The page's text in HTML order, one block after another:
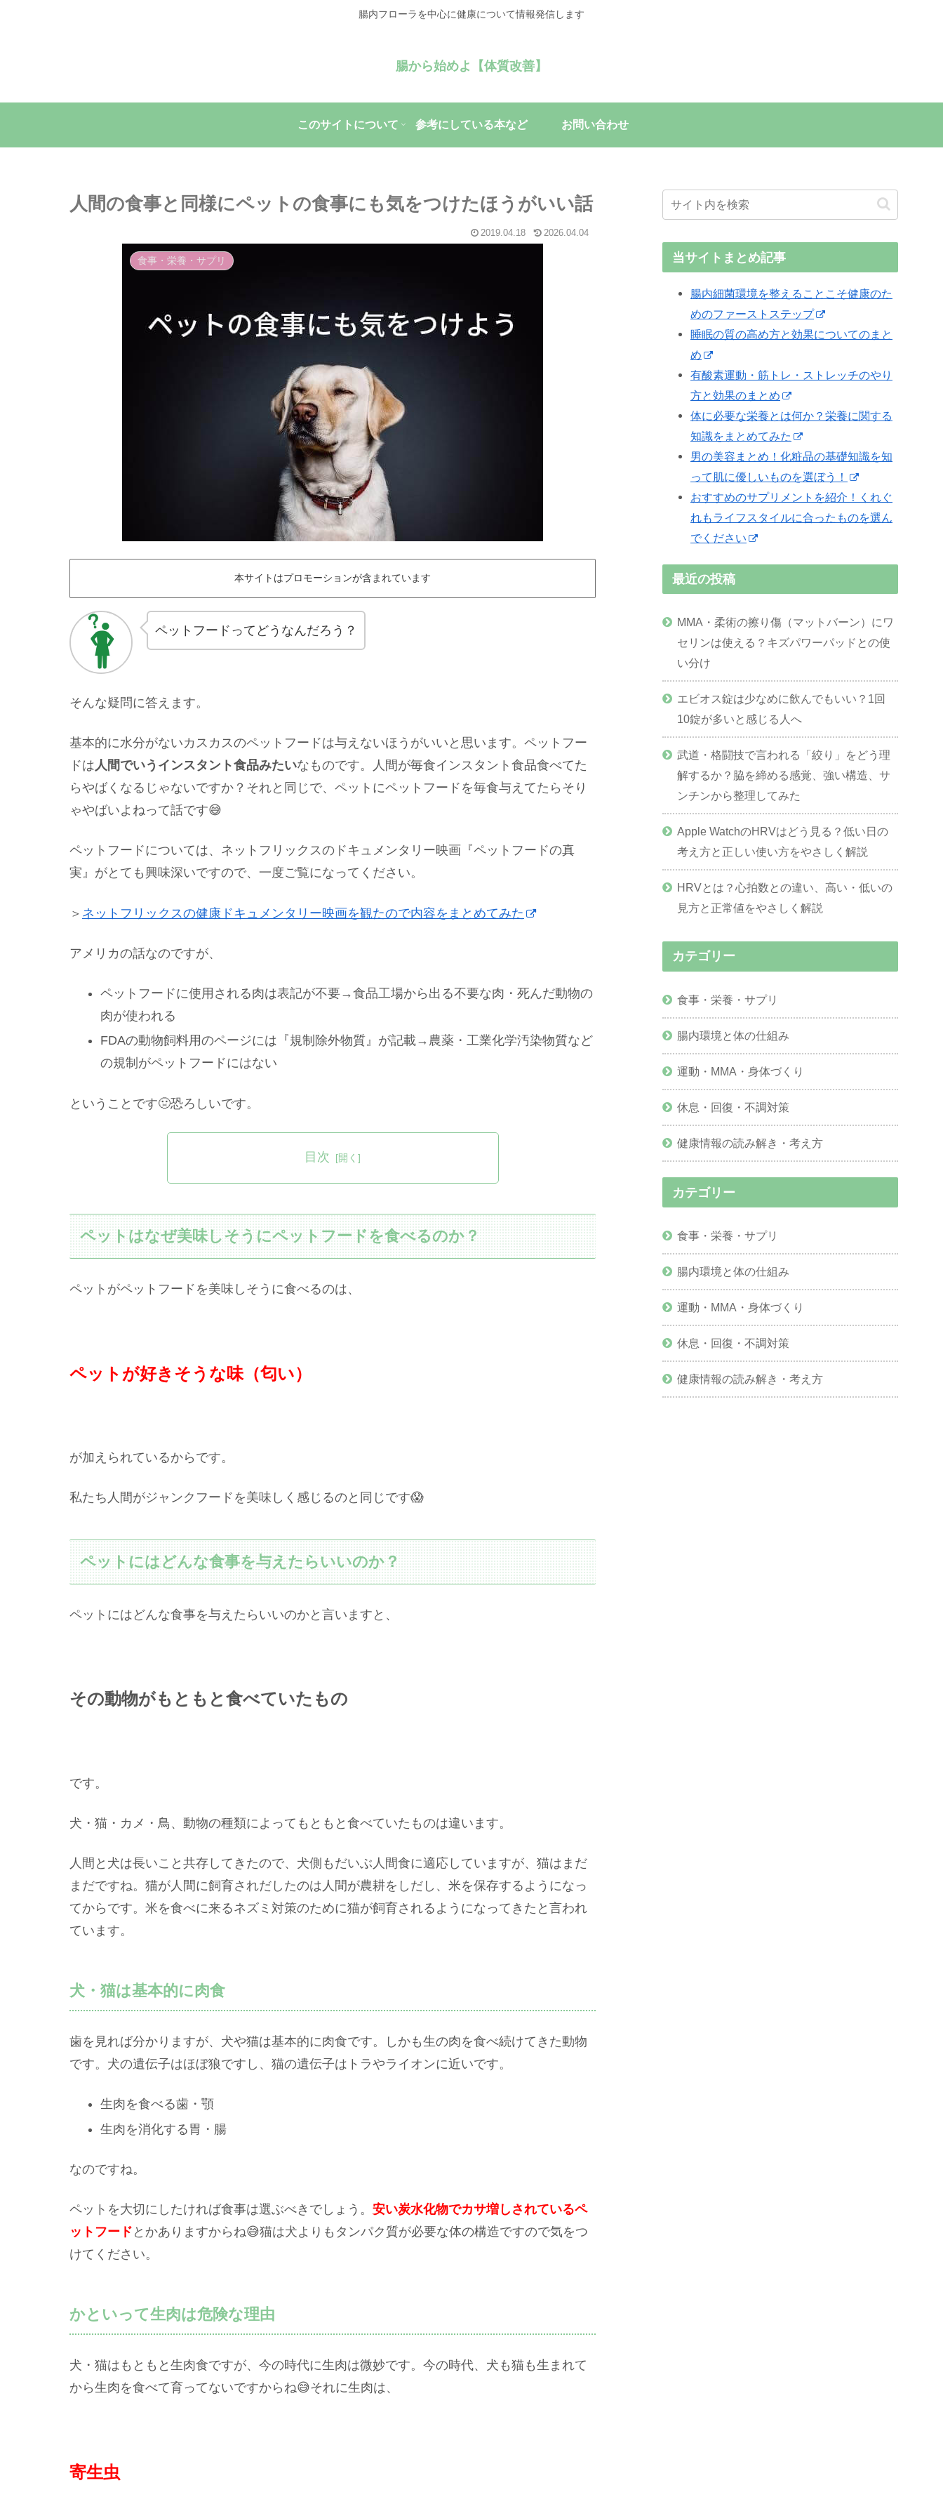
腸内フローラを中心に健康について情報発信します
腸から始めよ【体質改善】
このサイトについて 参考にしている本など お問い合わせ
人間の食事と同様にペットの食事にも気をつけたほうがいい話
2019.04.18 2026.04.04
食事・栄養・サプリ
本サイトはプロモーションが含まれています
ペットフードってどうなんだろう？
そんな疑問に答えます。
基本的に水分がないカスカスのペットフードは与えないほうがいいと思います。ペットフー
ドは人間でいうインスタント食品みたいなものです。人間が毎食インスタント食品食べてた
らやばくなるじゃないですか？それと同じで、ペットにペットフードを毎食与えてたらそり
ゃやばいよねって話です😅
ペットフードについては、ネットフリックスのドキュメンタリー映画『ペットフードの真
実』がとても興味深いですので、一度ご覧になってください。
＞ ネットフリックスの健康ドキュメンタリー映画を観たので内容をまとめてみた
アメリカの話なのですが、
ペットフードに使用される肉は表記が不要→食品工場から出る不要な肉・死んだ動物の
肉が使われる
FDAの動物飼料用のページには『規制除外物質』が記載→農薬・工業化学汚染物質など
の規制がペットフードにはない
ということです🤢恐ろしいです。
目次
ペットはなぜ美味しそうにペットフードを食べるのか？
ペットがペットフードを美味しそうに食べるのは、
ペットが好きそうな味（匂い）
が加えられているからです。
私たち人間がジャンクフードを美味しく感じるのと同じです😱
ペットにはどんな食事を与えたらいいのか？
ペットにはどんな食事を与えたらいいのかと言いますと、
その動物がもともと食べていたもの
です。
犬・猫・カメ・鳥、動物の種類によってもともと食べていたものは違います。
人間と犬は長いこと共存してきたので、犬側もだいぶ人間食に適応していますが、猫はまだ
まだですね。猫が人間に飼育されだしたのは人間が農耕をしだし、米を保存するようになっ
てからです。米を食べに来るネズミ対策のために猫が飼育されるようになってきたと言われ
ています。
犬・猫は基本的に肉食
歯を見れば分かりますが、犬や猫は基本的に肉食です。しかも生の肉を食べ続けてきた動物
です。犬の遺伝子はほぼ狼ですし、猫の遺伝子はトラやライオンに近いです。
生肉を食べる歯・顎
生肉を消化する胃・腸
なのですね。
ペットを大切にしたければ食事は選ぶべきでしょう。 安い炭水化物でカサ増しされているペ
ットフード とかありますからね😅猫は犬よりもタンパク質が必要な体の構造ですので気をつ
けてください。
かといって生肉は危険な理由
犬・猫はもともと生肉食ですが、今の時代に生肉は微妙です。今の時代、犬も猫も生まれて
から生肉を食べて育ってないですからね😅それに生肉は、
寄生虫
当サイトまとめ記事
腸内細菌環境を整えることこそ健康のた
めのファーストステップ
睡眠の質の高め方と効果についてのまと
め
有酸素運動・筋トレ・ストレッチのやり
方と効果のまとめ
体に必要な栄養とは何か？栄養に関する
知識をまとめてみた
男の美容まとめ！化粧品の基礎知識を知
って肌に優しいものを選ぼう！
おすすめのサプリメントを紹介！くれぐ
れもライフスタイルに合ったものを選ん
でください
最近の投稿
MMA・柔術の擦り傷（マットバーン）にワ
セリンは使える？キズパワーパッドとの使
い分け
エビオス錠は少なめに飲んでもいい？1回
10錠が多いと感じる人へ
武道・格闘技で言われる「絞り」をどう理
解するか？脇を締める感覚、強い構造、サ
ンチンから整理してみた
Apple WatchのHRVはどう見る？低い日の
考え方と正しい使い方をやさしく解説
HRVとは？心拍数との違い、高い・低いの
見方と正常値をやさしく解説
カテゴリー
食事・栄養・サプリ
腸内環境と体の仕組み
運動・MMA・身体づくり
休息・回復・不調対策
健康情報の読み解き・考え方
カテゴリー
食事・栄養・サプリ
腸内環境と体の仕組み
運動・MMA・身体づくり
休息・回復・不調対策
健康情報の読み解き・考え方